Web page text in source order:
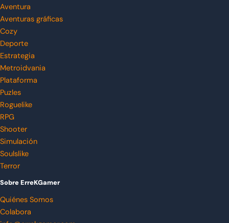
Aventura
Aventuras gráficas
Cozy
Deporte
Estrategia
Metroidvania
Plataforma
Puzles
Roguelike
RPG
Shooter
Simulación
Soulslike
Terror
Sobre ErreKGamer
Quiénes Somos
Colabora